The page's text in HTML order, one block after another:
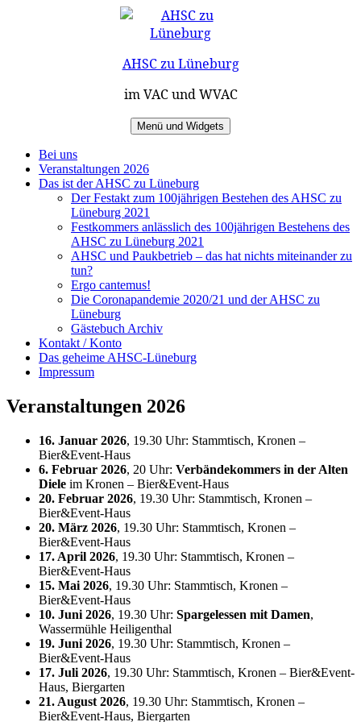
AHSC zu Lüneburg
im VAC und WVAC
Menü und Widgets
Bei uns
Veranstaltungen 2026
Das ist der AHSC zu Lüneburg
Der Festakt zum 100jährigen Bestehen des AHSC zu
Lüneburg 2021
Festkommers anlässlich des 100jährigen Bestehens des
AHSC zu Lüneburg 2021
AHSC und Paukbetrieb – das hat nichts miteinander zu
tun?
Ergo cantemus!
Die Coronapandemie 2020/21 und der AHSC zu
Lüneburg
Gästebuch Archiv
Kontakt / Konto
Das geheime AHSC-Lüneburg
Impressum
Veranstaltungen 2026
16. Januar 2026, 19.30 Uhr: Stammtisch, Kronen –
Bier&Event-Haus
6. Februar 2026, 20 Uhr: Verbändekommers in der Alten
Diele im Kronen – Bier&Event-Haus
20. Februar 2026, 19.30 Uhr: Stammtisch, Kronen –
Bier&Event-Haus
20. März 2026, 19.30 Uhr: Stammtisch, Kronen –
Bier&Event-Haus
17. April 2026, 19.30 Uhr: Stammtisch, Kronen –
Bier&Event-Haus
15. Mai 2026, 19.30 Uhr: Stammtisch, Kronen –
Bier&Event-Haus
10. Juni 2026, 19.30 Uhr: Spargelessen mit Damen,
Wassermühle Heiligenthal
19. Juni 2026, 19.30 Uhr: Stammtisch, Kronen –
Bier&Event-Haus
17. Juli 2026, 19.30 Uhr: Stammtisch, Kronen – Bier&Event-
Haus, Biergarten
21. August 2026, 19.30 Uhr: Stammtisch, Kronen –
Bier&Event-Haus, Biergarten